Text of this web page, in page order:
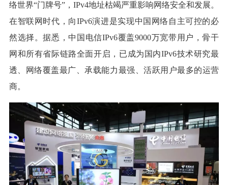
络世界“门牌号”，IPv4地址枯竭严重影响网络安全和发展。
在智联网时代，向IPv6演进是实现中国网络自主可控的必
然选择。据悉，中国电信IPv6覆盖9000万宽带用户，骨干
网和所有省际链路全面开启，已成为国内IPv6技术研究最
透、网络覆盖最广、承载能力最强、活跃用户最多的运营
商。